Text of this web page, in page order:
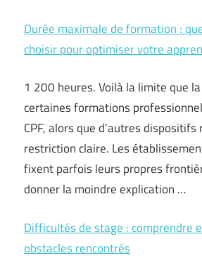
Durée maximale de formation :
choisir pour optimiser votre
1 200 heures. Voilà la limite que
certaines formations
CPF, alors que d’autres
restriction claire. Les
fixent parfois leurs propres
donner la moindre explication …
Difficultés de stage : comprendre
obstacles rencontrés